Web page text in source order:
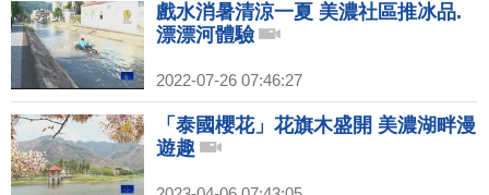
戲水消暑清涼一夏 美濃社區推冰品.
漂漂河體驗
2022-07-26 07:46:27
「泰國櫻花」花旗木盛開 美濃湖畔漫
遊趣